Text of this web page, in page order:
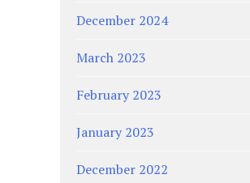
December 2024
March 2023
February 2023
January 2023
December 2022